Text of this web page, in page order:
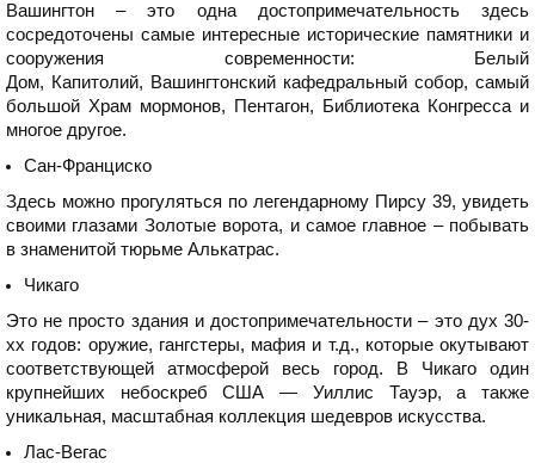
Вашингтон – это одна достопримечательность здесь
сосредоточены самые интересные исторические памятники и
сооружения современности: Белый
Дом, Капитолий, Вашингтонский кафедральный собор, самый
большой Храм мормонов, Пентагон, Библиотека Конгресса и
многое другое.
Сан-Франциско
Здесь можно прогуляться по легендарному Пирсу 39, увидеть
своими глазами Золотые ворота, и самое главное – побывать
в знаменитой тюрьме Алькатрас.
Чикаго
Это не просто здания и достопримечательности – это дух 30-
хх годов: оружие, гангстеры, мафия и т.д., которые окутывают
соответствующей атмосферой весь город. В Чикаго один
крупнейших небоскреб США — Уиллис Тауэр, а также
уникальная, масштабная коллекция шедевров искусства.
Лас-Вегас